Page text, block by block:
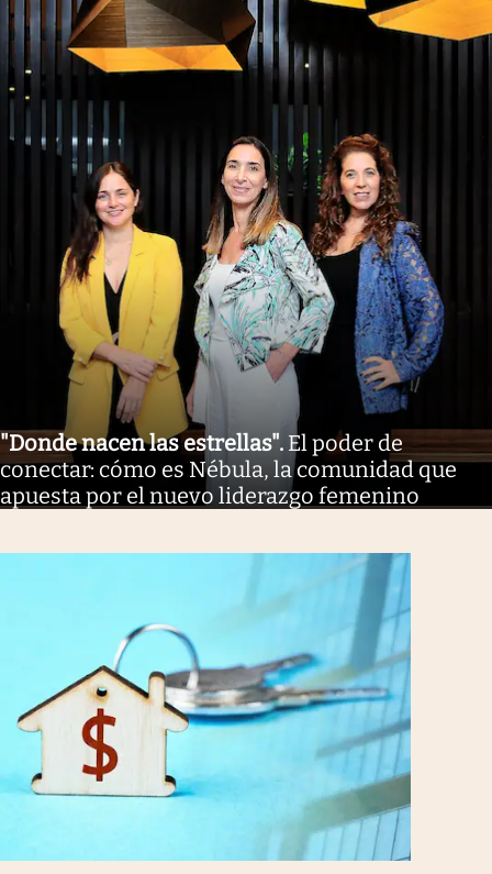
"Donde nacen las estrellas". El poder de
conectar: cómo es Nébula, la comunidad que
apuesta por el nuevo liderazgo femenino